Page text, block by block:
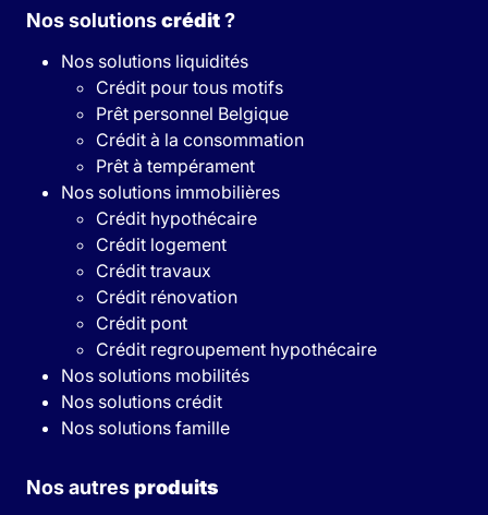
Nos solutionscrédit?
Nos solutions liquidités
Crédit pour tous motifs
Prêt personnel Belgique
Crédit à la consommation
Prêt à tempérament
Nos solutions immobilières
Crédit hypothécaire
Crédit logement
Crédit travaux
Crédit rénovation
Crédit pont
Crédit regroupement hypothécaire
Nos solutions mobilités
Nos solutions crédit
Nos solutions famille
Nos autresproduits